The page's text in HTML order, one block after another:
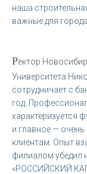
наша
важные для
Ректор
Университета
сотрудничает с
год.
характеризуется
и главное —
клиентам. Опыт
филиалом убедил
«РОССИЙСКИЙ